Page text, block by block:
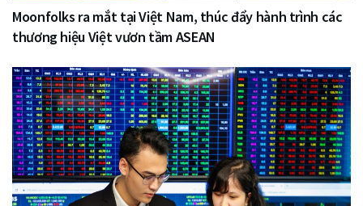
Moonfolks ra mắt tại Việt Nam, thúc đẩy hành trình các
thương hiệu Việt vươn tầm ASEAN